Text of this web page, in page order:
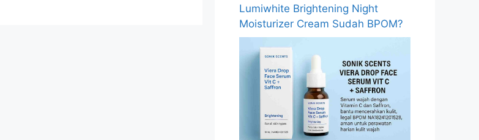
Lumiwhite Brightening Night
Moisturizer Cream Sudah BPOM?